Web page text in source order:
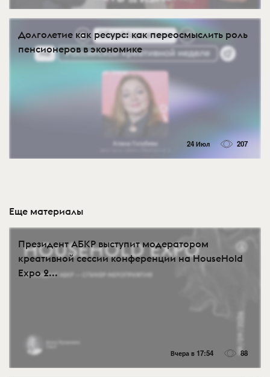
Долголетие как ресурс: как переосмыслить роль
пенсионеров в экономике
24 Июл 207
Еще материалы
Президент АБКР выступит модератором
креативной сессии конференции на HouseHold
Expo 2...
Вчера в 17:54 88